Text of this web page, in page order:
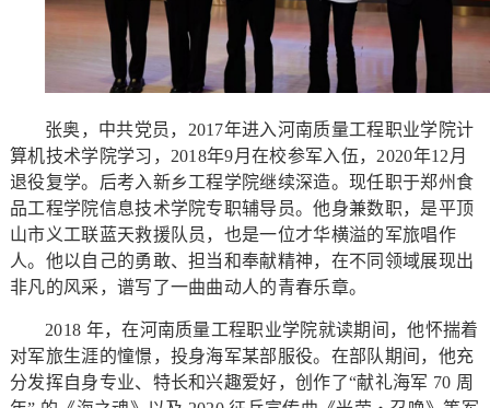
张奥，中共党员，2017年进入河南质量工程职业学院计
算机技术学院学习，2018年9月在校参军入伍，2020年12月
退役复学。后考入新乡工程学院继续深造。现任职于郑州食
品工程学院信息技术学院专职辅导员。他身兼数职，是平顶
山市义工联蓝天救援队员，也是一位才华横溢的军旅唱作
人。他以自己的勇敢、担当和奉献精神，在不同领域展现出
非凡的风采，谱写了一曲曲动人的青春乐章。
2018 年，在河南质量工程职业学院就读期间，他怀揣着
对军旅生涯的憧憬，投身海军某部服役。在部队期间，他充
分发挥自身专业、特长和兴趣爱好，创作了“献礼海军 70 周